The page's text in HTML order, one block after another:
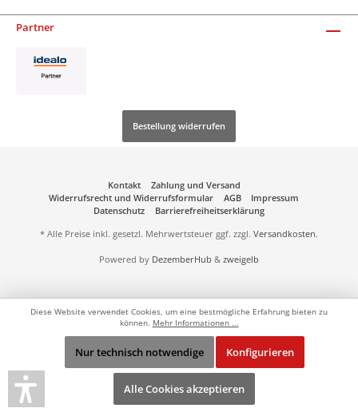
Partner
Bestellung widerrufen
Kontakt
Zahlung und Versand
Widerrufsrecht und Widerrufsformular
AGB
Impressum
Datenschutz
Barrierefreiheitserklärung
* Alle Preise inkl. gesetzl. Mehrwertsteuer ggf. zzgl. Versandkosten.
Powered by DezemberHub & zweigelb
Diese Website verwendet Cookies, um eine bestmögliche Erfahrung bieten zu
können. Mehr Informationen ...
Nur technisch notwendige Konfigurieren
Alle Cookies akzeptieren